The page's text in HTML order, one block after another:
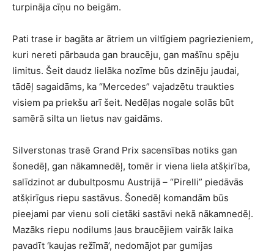
turpināja cīņu no beigām.
Pati trase ir bagāta ar ātriem un viltīgiem pagriezieniem,
kuri nereti pārbauda gan braucēju, gan mašīnu spēju
limitus. Šeit daudz lielāka nozīme būs dzinēju jaudai,
tādēļ sagaidāms, ka “Mercedes” vajadzētu traukties
visiem pa priekšu arī šeit. Nedēļas nogale solās būt
samērā silta un lietus nav gaidāms.
Silverstonas trasē Grand Prix sacensības notiks gan
šonedēļ, gan nākamnedēļ, tomēr ir viena liela atšķirība,
salīdzinot ar dubultposmu Austrijā – “Pirelli” piedāvās
atšķirīgus riepu sastāvus. Šonedēļ komandām būs
pieejami par vienu soli cietāki sastāvi nekā nākamnedēļ.
Mazāks riepu nodilums ļaus braucējiem vairāk laika
pavadīt ‘kaujas režīmā’, nedomājot par gumijas